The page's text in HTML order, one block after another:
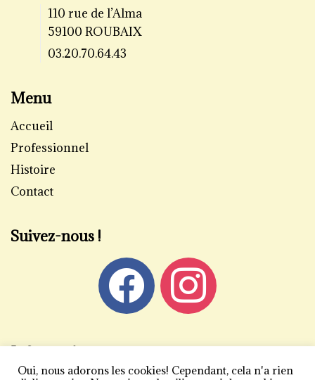
110 rue de l’Alma
59100 ROUBAIX
03.20.70.64.43
Menu
Accueil
Professionnel
Histoire
Contact
Suivez-nous !
Informations
Oui, nous adorons les cookies! Cependant, cela n'a rien